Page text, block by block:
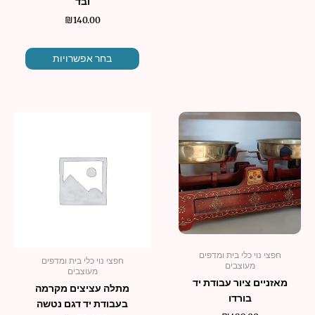
₪140.00
בחר אפשרויות
חפצי נוי כלי בית ומדפים
מעוצבים
מאזניים ציור עבודת יד
בורדו
חפצי נוי כלי בית ומדפים
מעוצבים
מתלה עציצים מקרמה
בעבודת יד דגם נטשה